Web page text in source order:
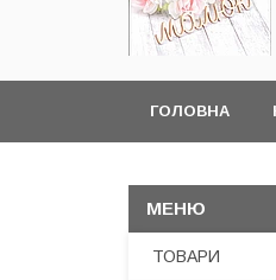
ГОЛОВНА
ТОВАРИ